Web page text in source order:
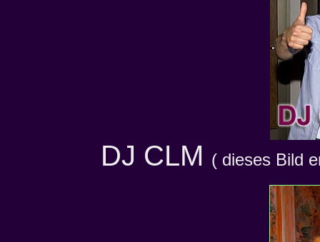
DJ CLM ( dieses Bild